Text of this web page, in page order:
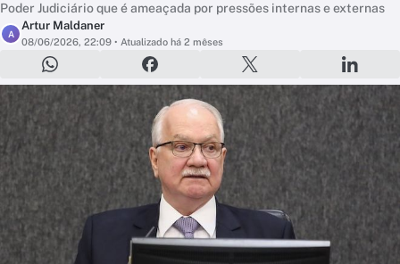
Poder Judiciário que é ameaçada por pressões internas e externas
A
Artur Maldaner
08/06/2026, 22:09 • Atualizado há 2 mêses